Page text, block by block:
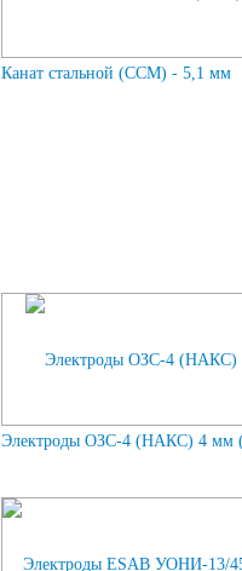
Канат стальной (ССМ) - 5,1 мм
Электроды ОЗС-4 (НАКС) 4 мм